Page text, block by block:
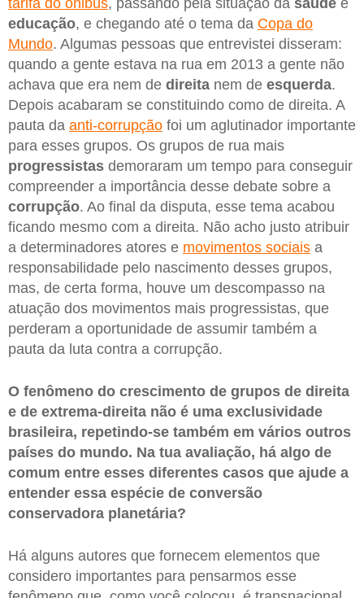
tarifa do ônibus, passando pela situação da saúde e
educação, e chegando até o tema da Copa do
Mundo. Algumas pessoas que entrevistei disseram:
quando a gente estava na rua em 2013 a gente não
achava que era nem de direita nem de esquerda.
Depois acabaram se constituindo como de direita. A
pauta da anti-corrupção foi um aglutinador importante
para esses grupos. Os grupos de rua mais
progressistas demoraram um tempo para conseguir
compreender a importância desse debate sobre a
corrupção. Ao final da disputa, esse tema acabou
ficando mesmo com a direita. Não acho justo atribuir
a determinadores atores e movimentos sociais a
responsabilidade pelo nascimento desses grupos,
mas, de certa forma, houve um descompasso na
atuação dos movimentos mais progressistas, que
perderam a oportunidade de assumir também a
pauta da luta contra a corrupção.
O fenômeno do crescimento de grupos de direita
e de extrema-direita não é uma exclusividade
brasileira, repetindo-se também em vários outros
países do mundo. Na tua avaliação, há algo de
comum entre esses diferentes casos que ajude a
entender essa espécie de conversão
conservadora planetária?
Há alguns autores que fornecem elementos que
considero importantes para pensarmos esse